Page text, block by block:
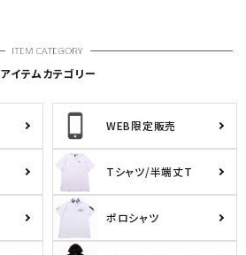
アイテムカテゴリー
WEB限定販売
Tシャツ/半端丈T
ポロシャツ